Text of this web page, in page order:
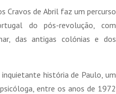
€.
Cravos de Abril faz um percurso
do pós-revolução, com
das antigas colónias e dos
história de Paulo, um
entre os anos de 1972